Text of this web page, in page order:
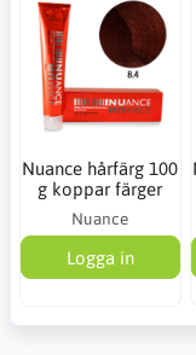
Nuance hårfärg 100
g koppar färger
Nuance
Logga in